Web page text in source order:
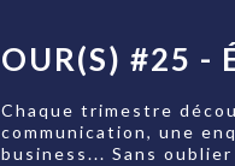
OUR(S) #25 -
Chaque trimestre
communication, une
business... Sans